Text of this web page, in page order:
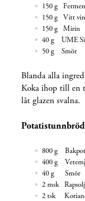
150 g
150 g Vitt vin
150 g Mirin
40 g UME
50 g Smör
Blanda alla
Koka ihop till en
låt glazen svalna.
Potatistunnbröd
800 g
400 g
40 g Smör
2 msk
2 tsk